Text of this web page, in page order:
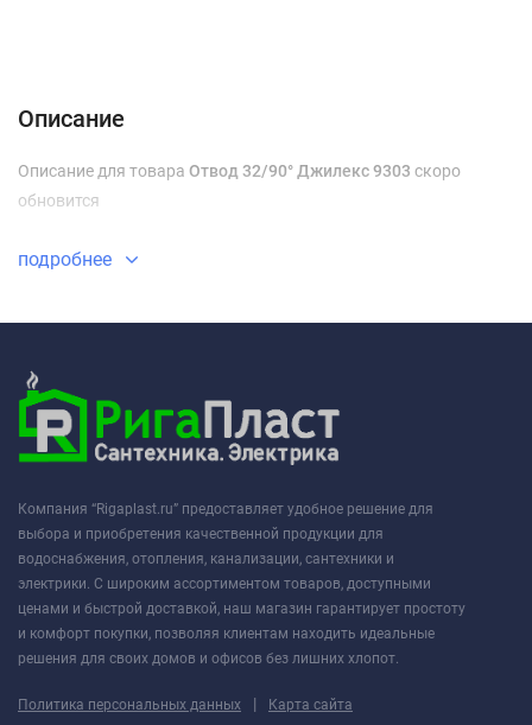
Описание
Описание для товара Отвод 32/90° Джилекс 9303 скоро
обновится
подробнее
Компания “Rigaplast.ru” предоставляет удобное решение для
выбора и приобретения качественной продукции для
водоснабжения, отопления, канализации, сантехники и
электрики. С широким ассортиментом товаров, доступными
ценами и быстрой доставкой, наш магазин гарантирует простоту
и комфорт покупки, позволяя клиентам находить идеальные
решения для своих домов и офисов без лишних хлопот.
Политика персональных данных | Карта сайта